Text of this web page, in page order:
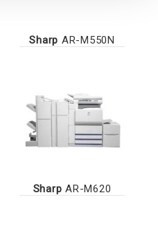
Sharp AR-M550N
Sharp AR-M620